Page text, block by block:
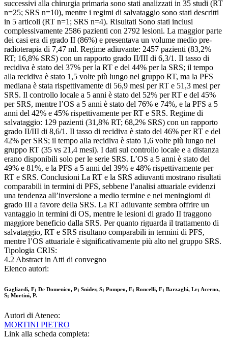
successivi alla chirurgia primaria sono stati analizzati in 35 studi (RT
n=25; SRS n=10), mentre i regimi di salvataggio sono stati descritti
in 5 articoli (RT n=1; SRS n=4). Risultati Sono stati inclusi
complessivamente 2586 pazienti con 2792 lesioni. La maggior parte
dei casi era di grado II (86%) e presentava un volume medio pre-
radioterapia di 7,47 ml. Regime adiuvante: 2457 pazienti (83,2%
RT; 16,8% SRS) con un rapporto grado II/III di 6,3/1. Il tasso di
recidiva è stato del 37% per la RT e del 44% per la SRS; il tempo
alla recidiva è stato 1,5 volte più lungo nel gruppo RT, ma la PFS
mediana è stata rispettivamente di 56,9 mesi per RT e 51,3 mesi per
SRS. Il controllo locale a 5 anni è stato del 52% per RT e del 45%
per SRS, mentre l’OS a 5 anni è stato del 76% e 74%, e la PFS a 5
anni del 42% e 45% rispettivamente per RT e SRS. Regime di
salvataggio: 129 pazienti (31,8% RT; 68,2% SRS) con un rapporto
grado II/III di 8,6/1. Il tasso di recidiva è stato del 46% per RT e del
42% per SRS; il tempo alla recidiva è stato 1,6 volte più lungo nel
gruppo RT (35 vs 21,4 mesi). I dati sul controllo locale e a distanza
erano disponibili solo per le serie SRS. L’OS a 5 anni è stato del
49% e 81%, e la PFS a 5 anni del 39% e 48% rispettivamente per
RT e SRS. Conclusioni La RT e la SRS adiuvanti mostrano risultati
comparabili in termini di PFS, sebbene l’analisi attuariale evidenzi
una tendenza all’inversione a medio termine e nei meningiomi di
grado III a favore della SRS. La RT adiuvante sembra offrire un
vantaggio in termini di OS, mentre le lesioni di grado II traggono
maggiore beneficio dalla SRS. Per quanto riguarda il trattamento di
salvataggio, RT e SRS risultano comparabili in termini di PFS,
mentre l’OS attuariale è significativamente più alto nel gruppo SRS.
Tipologia CRIS:
4.2 Abstract in Atti di convegno
Elenco autori:
Gagliardi, F; De Domenico, P; Snider, S; Pompeo, E; Roncelli, F; Barzaghi, Lr; Acerno,
S; Mortini, P.
Autori di Ateneo:
MORTINI PIETRO
Link alla scheda completa: